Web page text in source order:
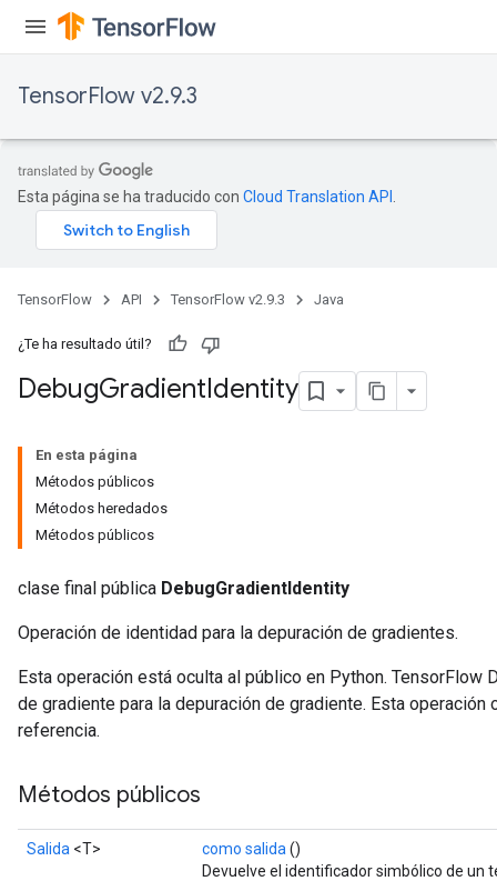
TensorFlow v2.9.3
Esta página se ha traducido con Cloud Translation API
TensorFlow API TensorFlow v2.9.3 Java
¿Te ha resultado útil?
DebugGradientIdentity
En esta página
Métodos públicos
Métodos heredados
Métodos públicos
clase final pública DebugGradientIdentity
Operación de identidad para la depuración de gradientes.
Esta operación está oculta al público en Python.
de gradiente para la depuración de gradiente. Esta
referencia.
Métodos públicos
Salida <T> como salida ()
Devuelve el identificador simbólico de un